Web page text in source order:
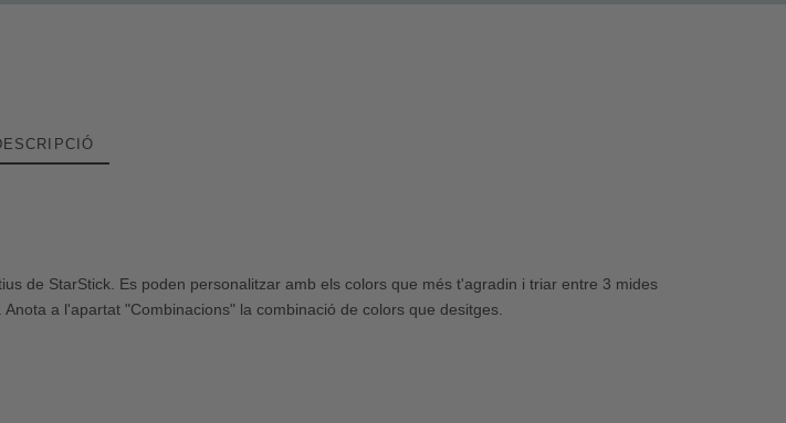
de StarStick. Es poden personalitzar amb els colors que més t'agradin i triar entre 3 mides
a l'apartat "Combinacions" la combinació de colors que desitges.